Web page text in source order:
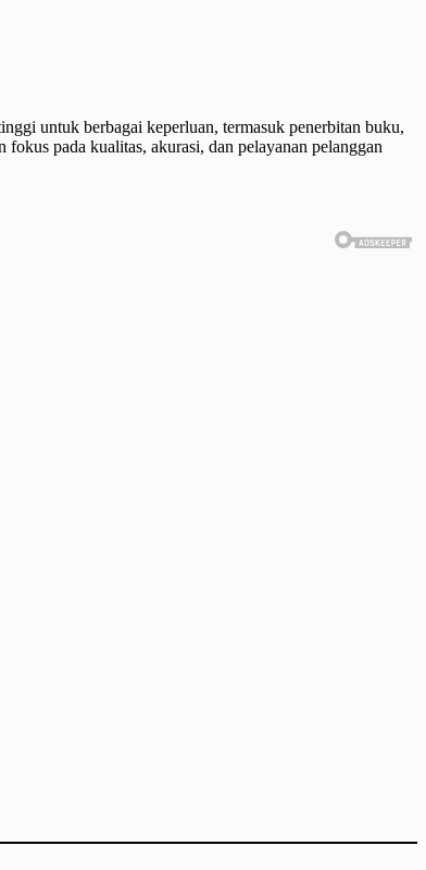
untuk berbagai keperluan, termasuk penerbitan buku,
pada kualitas, akurasi, dan pelayanan pelanggan